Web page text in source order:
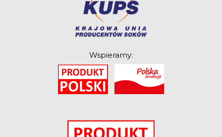
Wspieramy:
Branża
Wydarzenia